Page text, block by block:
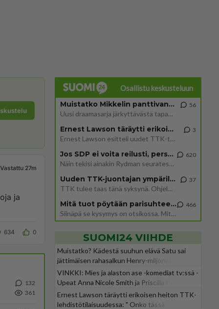
Vastattu 27m
ja
634 0
132
361
Osallistu keskusteluun
Muistatko Mikkelin panttivankidraaman?
Uusi draamasarja järkyttävästä tapauksesta on tulossa. Tositapahtumiin perustuva sarja ammentaa vuoden 1986 Mikkelin pan
56
Ernest Lawson täräytti erikoisen heiton TTK-lehdistötilaisuudessa: " Onko tässä tarkoituksena...?"
Ernest Lawson esitteli uudet TTK-tähtioppilaat ja opettajat torstaina 6.8. lehdistölle. Tulevalla kaudella on yksi hausk
3
Jos SDP ei voita reilusti, persut kumoavat demokratian Suomesta
Näin tekisi ainakin Rydman seuratessaan idolinsa Trumpin mallia https://www.is.fi/politiikka/art-2000012187244.html
620
Uuden TTK-juontajan ympärillä epätietoisuus sakenee - Nyt MTV hämmentää soppaa
TTK tulee taas tänä syksynä. Ohjelman uudet tähtioppilaat julkistetaan torstaina 6. elokuuta klo 14 alkavassa lehdistö
37
Mitä tuot pöytään parisuhteessa?
Siinäpä se kysymys on otsikossa. Mitäpä siis tuot/toisit pöytään parisuhteessa? Oletko mies vai nainen? Koetko sen mitä
466
SUOMI24 VIIHDE
Muistatko? Kädestä suuhun elävä Satu sai
jättimäisen rahasalkun Henry-miljonääriltä
VINKKI: Mies ja alaston ase -komediat tv:ssä -
Upeat Anna Nicole Smith ja Priscilla Presley
mukana
Ernest Lawson täräytti erikoisen heiton TTK-
lehdistötilaisuudessa: " Onko tässä